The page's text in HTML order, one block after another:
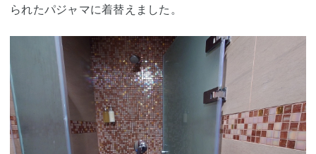
られたパジャマに着替えました。